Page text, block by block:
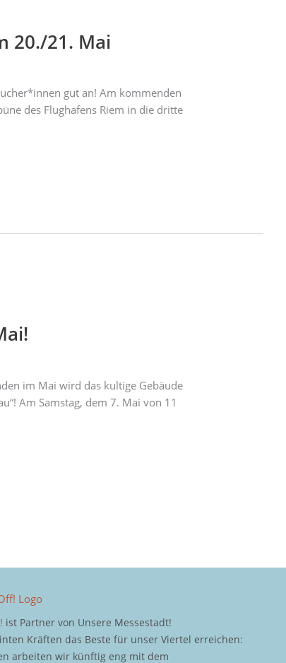
20./21. Mai
gut an! Am kommenden
des Flughafens Riem in die dritte
im Mai wird das kultige Gebäude
Am Samstag, dem 7. Mai von 11
ist Partner von Unsere Messestadt!
Kräften das Beste für unser Viertel erreichen:
arbeiten wir künftig eng mit dem